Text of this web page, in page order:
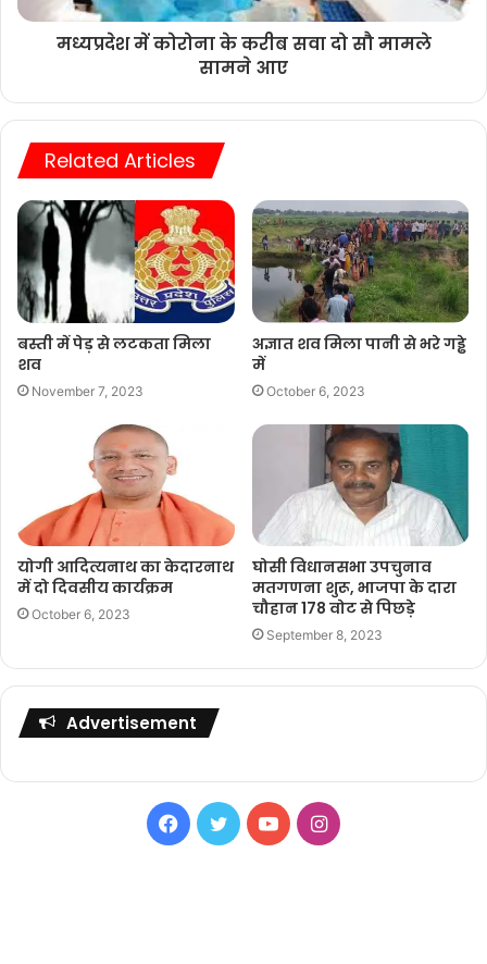
मध्यप्रदेश में कोरोना के करीब सवा दो सौ मामले
सामने आए
Related Articles
बस्ती में पेड़ से लटकता मिला
शव
November 7, 2023
अज्ञात शव मिला पानी से भरे गड्ढे
में
October 6, 2023
योगी आदित्यनाथ का केदारनाथ
में दो दिवसीय कार्यक्रम
October 6, 2023
घोसी विधानसभा उपचुनाव
मतगणना शुरू, भाजपा के दारा
चौहान 178 वोट से पिछड़े
September 8, 2023
Advertisement
Facebook
TwitterYouTubeInstagram